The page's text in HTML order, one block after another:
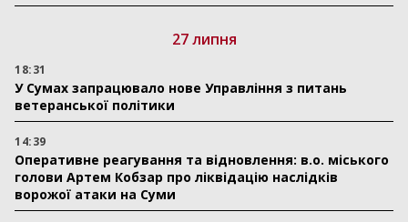
27 липня
18:31
У Сумах запрацювало нове Управління з питань
ветеранської політики
14:39
Оперативне реагування та відновлення: в.о. міського
голови Артем Кобзар про ліквідацію наслідків
ворожої атаки на Суми